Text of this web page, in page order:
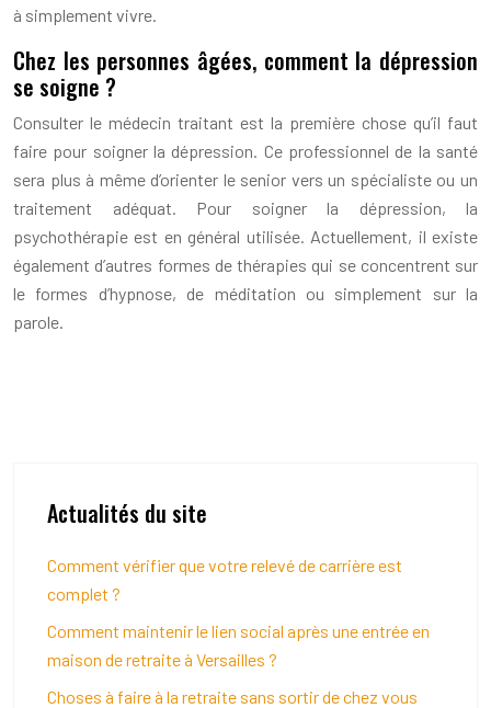
à simplement vivre.
Chez les personnes âgées, comment la dépression
se soigne ?
Consulter le médecin traitant est la première chose qu’il faut
faire pour soigner la dépression. Ce professionnel de la santé
sera plus à même d’orienter le senior vers un spécialiste ou un
traitement adéquat. Pour soigner la dépression, la
psychothérapie est en général utilisée. Actuellement, il existe
également d’autres formes de thérapies qui se concentrent sur
le formes d’hypnose, de méditation ou simplement sur la
parole.
Actualités du site
Comment vérifier que votre relevé de carrière est
complet ?
Comment maintenir le lien social après une entrée en
maison de retraite à Versailles ?
Choses à faire à la retraite sans sortir de chez vous